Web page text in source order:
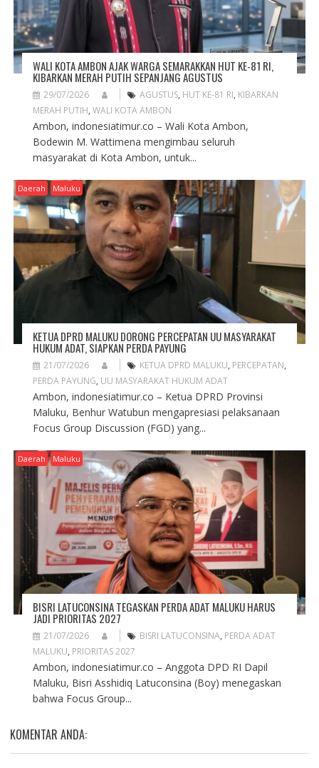
WALI KOTA AMBON AJAK WARGA SEMARAKKAN HUT KE-81 RI,
KIBARKAN MERAH PUTIH SEPANJANG AGUSTUS
29/07/2026 AGUSTUS, HUT KE-81 RI, KIBARKAN
MERAH PUTIH, WALI KOTA AMBON
Ambon, indonesiatimur.co – Wali Kota Ambon,
Bodewin M. Wattimena mengimbau seluruh
masyarakat di Kota Ambon, untuk...
Daerah Maluku
KETUA DPRD MALUKU DORONG PERCEPATAN UU MASYARAKAT
HUKUM ADAT, SIAPKAN PERDA PAYUNG
21/07/2026 KETUA DPRD MALUKU, PERCEPATAN,
PERDA PAYUNG, UU MASYARAKAT HUKUM ADAT
Ambon, indonesiatimur.co – Ketua DPRD Provinsi
Maluku, Benhur Watubun mengapresiasi pelaksanaan
Focus Group Discussion (FGD) yang...
Daerah Maluku
BISRI LATUCONSINA TEGASKAN PERDA ADAT MALUKU HARUS
JADI PRIORITAS 2027
21/07/2026 BISRI LATUCONSINA, PERDA ADAT
MALUKU, PRIORITAS 2027
Ambon, indonesiatimur.co – Anggota DPD RI Dapil
Maluku, Bisri Asshidiq Latuconsina (Boy) menegaskan
bahwa Focus Group...
KOMENTAR ANDA: